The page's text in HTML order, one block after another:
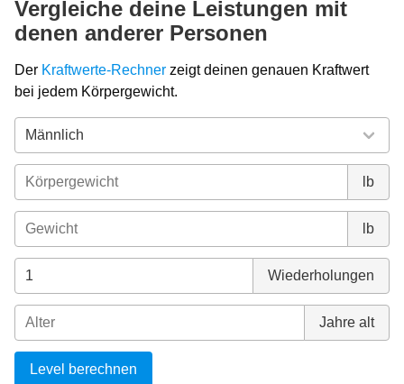
Vergleiche deine Leistungen mit
denen anderer Personen
Der Kraftwerte-Rechner zeigt deinen genauen Kraftwert
bei jedem Körpergewicht.
lb
lb
Wiederholungen
Jahre alt
Level berechnen